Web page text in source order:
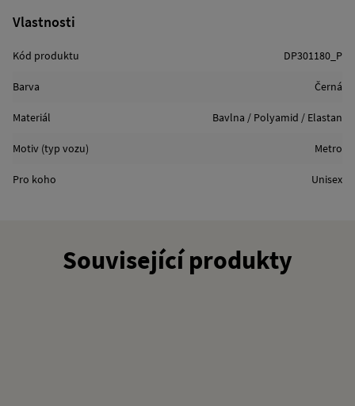
Vlastnosti
Kód produktu DP301180_P
Barva Černá
Materiál Bavlna / Polyamid / Elastan
Motiv (typ vozu) Metro
Pro koho Unisex
Související produkty